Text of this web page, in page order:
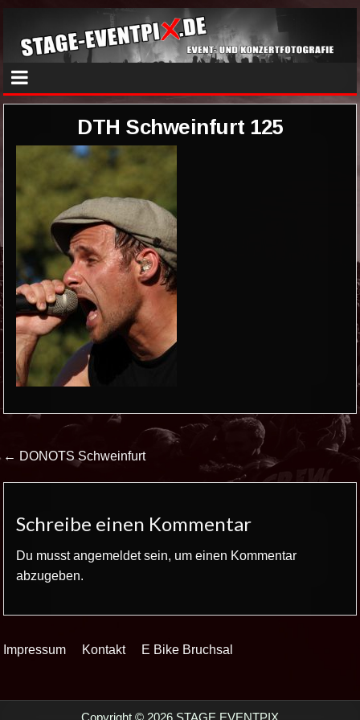
DTH Schweinfurt 125
Beitrags-
Navigation
← DONOTS Schweinfurt
Schreibe einen Kommentar
Du musstangemeldetsein, um einen Kommentar
abzugeben.
Impressum Kontakt E Bike Bruchsal
Copyright © 2026 STAGE EVENTPIX